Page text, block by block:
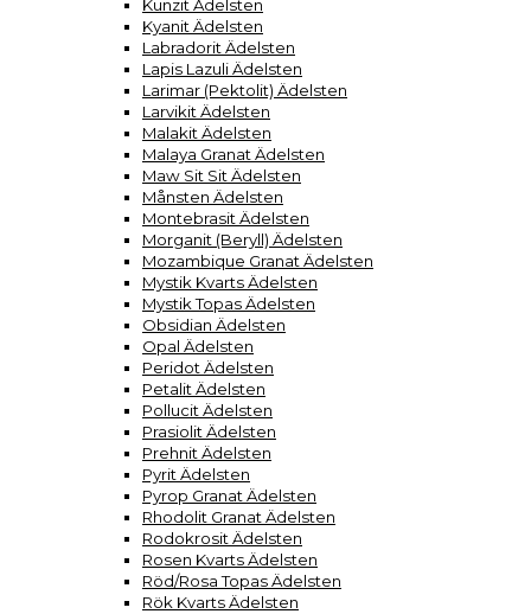
Kunzit Ädelsten
Kyanit Ädelsten
Labradorit Ädelsten
Lapis Lazuli Ädelsten
Larimar (Pektolit) Ädelsten
Larvikit Ädelsten
Malakit Ädelsten
Malaya Granat Ädelsten
Maw Sit Sit Ädelsten
Månsten Ädelsten
Montebrasit Ädelsten
Morganit (Beryll) Ädelsten
Mozambique Granat Ädelsten
Mystik Kvarts Ädelsten
Mystik Topas Ädelsten
Obsidian Ädelsten
Opal Ädelsten
Peridot Ädelsten
Petalit Ädelsten
Pollucit Ädelsten
Prasiolit Ädelsten
Prehnit Ädelsten
Pyrit Ädelsten
Pyrop Granat Ädelsten
Rhodolit Granat Ädelsten
Rodokrosit Ädelsten
Rosen Kvarts Ädelsten
Röd/Rosa Topas Ädelsten
Rök Kvarts Ädelsten